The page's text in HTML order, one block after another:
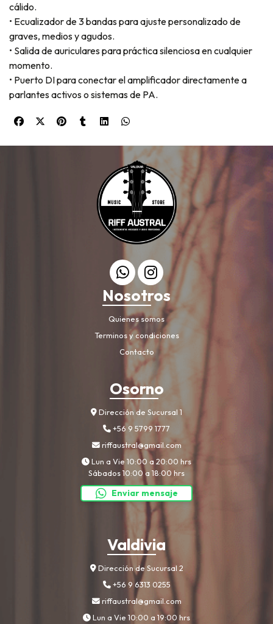
cálido.
• Ecualizador de 3 bandas para ajuste personalizado de
graves, medios y agudos.
• Salida de auriculares para práctica silenciosa en cualquier
momento.
• Puerto DI para conectar el amplificador directamente a
parlantes activos o sistemas de PA.
Nosotros
Quienes somos
Terminos y condiciones
Contacto
Osorno
Dirección de Sucursal 1
+56 9 5799 1777
riffaustral@gmail.com
Lun a Vie 10:00 a 20:00 hrs
Sábados 10:00 a 18:00 hrs
Enviar mensaje
Valdivia
Dirección de Sucursal 2
+56 9 6313 0255
riffaustral@gmail.com
Lun a Vie 10:00 a 19:00 hrs